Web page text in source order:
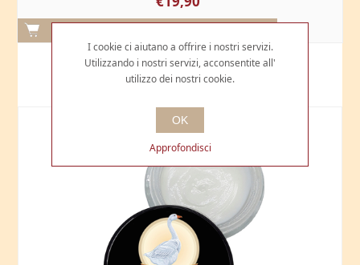
I cookie ci aiutano a offrire i nostri servizi.
Utilizzando i nostri servizi, acconsentite all'
utilizzo dei nostri cookie.
OK
Approfondisci